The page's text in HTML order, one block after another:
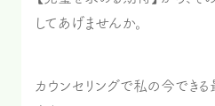
してあげませんか。
カウンセリングで私の今できる